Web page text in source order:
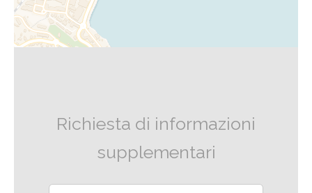
Richiesta di informazioni
supplementari